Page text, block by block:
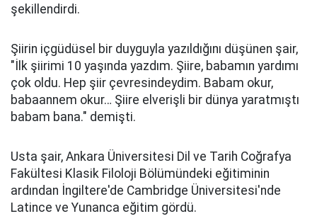
şekillendirdi.
Şiirin içgüdüsel bir duyguyla yazıldığını düşünen şair,
"İlk şiirimi 10 yaşında yazdım. Şiire, babamın yardımı
çok oldu. Hep şiir çevresindeydim. Babam okur,
babaannem okur… Şiire elverişli bir dünya yaratmıştı
babam bana." demişti.
Usta şair, Ankara Üniversitesi Dil ve Tarih Coğrafya
Fakültesi Klasik Filoloji Bölümündeki eğitiminin
ardından İngiltere'de Cambridge Üniversitesi'nde
Latince ve Yunanca eğitim gördü.